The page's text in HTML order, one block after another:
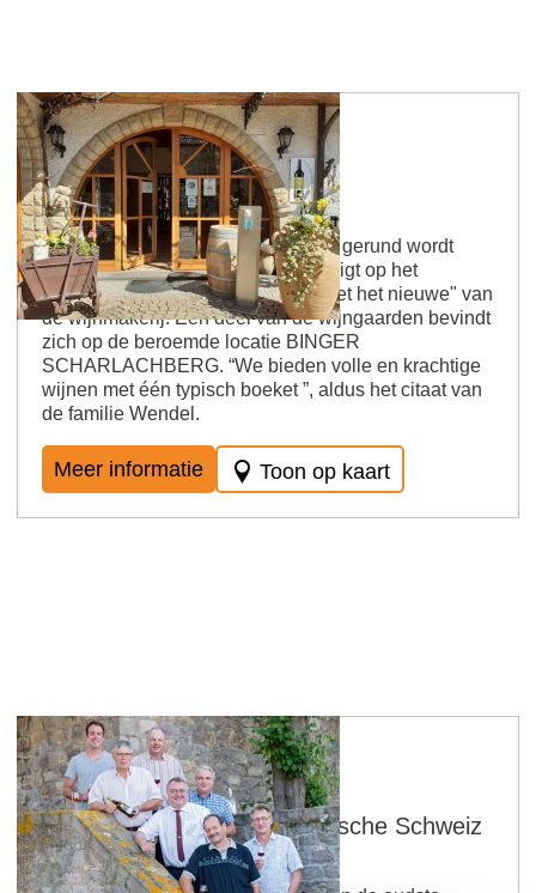
Wendel wijnmakerij
Een succesvol familiebedrijf dat nu gerund wordt
door de derde generatie. De focus ligt op het
combineren van "het traditionele met het nieuwe" van
de wijnmakerij. Een deel van de wijngaarden bevindt
zich op de beroemde locatie BINGER
SCHARLACHBERG. “We bieden volle en krachtige
wijnen met één typisch boeket ”, aldus het citaat van
de familie Wendel.
Meer informatie Toon op kaart
Wijnboer van de Rheinhessische Schweiz
eG